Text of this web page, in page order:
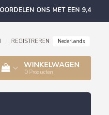
ONS MET EEN 9,4
REGISTREREN Nederlands
WINKELWAGEN
0 Producten